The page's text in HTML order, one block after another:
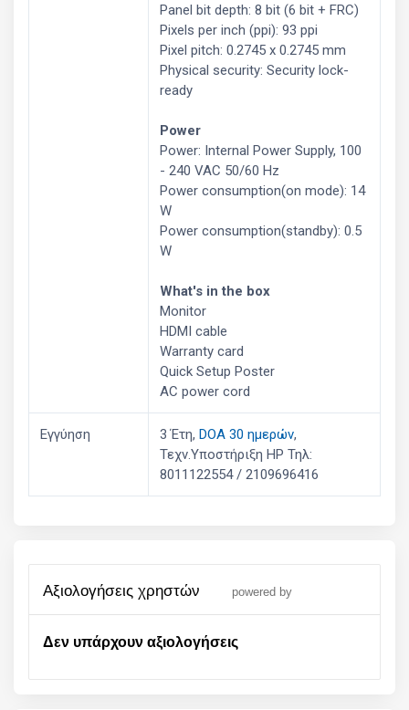
Panel bit depth: 8 bit (6 bit + FRC)
Pixels per inch (ppi): 93 ppi
Pixel pitch: 0.2745 x 0.2745 mm
Physical security: Security lock-
ready
Power
Power: Internal Power Supply, 100
- 240 VAC 50/60 Hz
Power consumption(on mode): 14
W
Power consumption(standby): 0.5
W
What's in the box
Monitor
HDMI cable
Warranty card
Quick Setup Poster
AC power cord
Εγγύηση 3 Έτη, DOA 30 ημερών,
Τεχν.Υποστήριξη HP Τηλ:
8011122554 / 2109696416
αξιολογήσεις χρηστών powered by
Δεν υπάρχουν αξιολογήσεις